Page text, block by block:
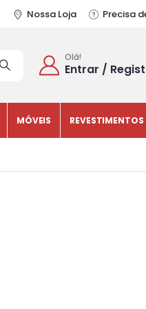
Nossa Loja Precisa
Olá!
Entrar /
MÓVEIS REVESTIMENTOS